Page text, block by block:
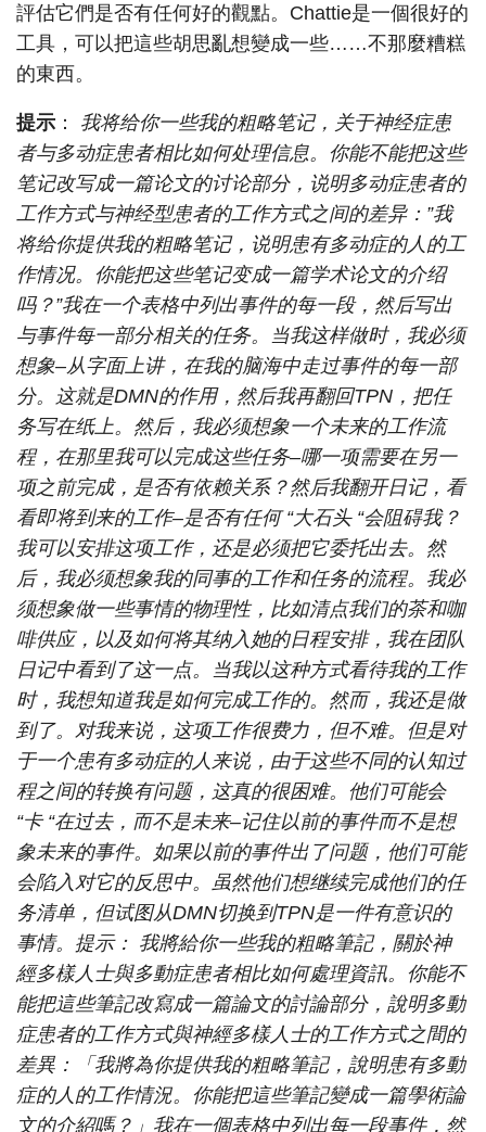
評估它們是否有任何好的觀點。Chattie是一個很好的
工具，可以把這些胡思亂想變成一些……不那麼糟糕
的東西。
提示 ： 我将给你一些我的粗略笔记，关于神经症患
者与多动症患者相比如何处理信息。你能不能把这些
笔记改写成一篇论文的讨论部分，说明多动症患者的
工作方式与神经型患者的工作方式之间的差异：”我
将给你提供我的粗略笔记，说明患有多动症的人的工
作情况。你能把这些笔记变成一篇学术论文的介绍
吗？”我在一个表格中列出事件的每一段，然后写出
与事件每一部分相关的任务。当我这样做时，我必须
想象–从字面上讲，在我的脑海中走过事件的每一部
分。这就是DMN的作用，然后我再翻回TPN，把任
务写在纸上。然后，我必须想象一个未来的工作流
程，在那里我可以完成这些任务–哪一项需要在另一
项之前完成，是否有依赖关系？然后我翻开日记，看
看即将到来的工作–是否有任何 “大石头 “会阻碍我？
我可以安排这项工作，还是必须把它委托出去。然
后，我必须想象我的同事的工作和任务的流程。我必
须想象做一些事情的物理性，比如清点我们的茶和咖
啡供应，以及如何将其纳入她的日程安排，我在团队
日记中看到了这一点。当我以这种方式看待我的工作
时，我想知道我是如何完成工作的。然而，我还是做
到了。对我来说，这项工作很费力，但不难。但是对
于一个患有多动症的人来说，由于这些不同的认知过
程之间的转换有问题，这真的很困难。他们可能会
“卡 “在过去，而不是未来–记住以前的事件而不是想
象未来的事件。如果以前的事件出了问题，他们可能
会陷入对它的反思中。虽然他们想继续完成他们的任
务清单，但试图从DMN切换到TPN是一件有意识的
事情。提示： 我將給你一些我的粗略筆記，關於神
經多樣人士與多動症患者相比如何處理資訊。你能不
能把這些筆記改寫成一篇論文的討論部分，說明多動
症患者的工作方式與神經多樣人士的工作方式之間的
差異：「我將為你提供我的粗略筆記，說明患有多動
症的人的工作情況。你能把這些筆記變成一篇學術論
文的介紹嗎？」我在一個表格中列出每一段事件，然